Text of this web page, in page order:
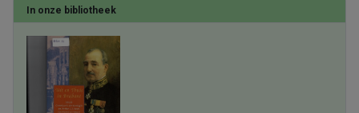
In onze bibliotheek